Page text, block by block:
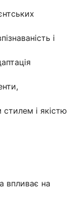
і
і якістю
впливає на